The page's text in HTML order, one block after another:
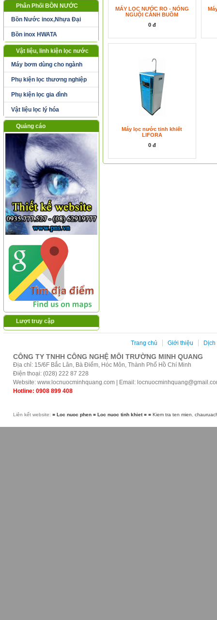
học, công cộng
Phân Phối BỒN NƯỚC
Bồn Nước inox,Nhựa Đại
Thành
Bồn inox HWATA
Vật liệu, linh kiện lọc nước
Máy bơm dùng cho ngành
nướcPhụ kiện lọc thương nghiệp
Phụ kiện lọc gia đình
Vật liệu lọc lý hóa
Quảng cáo
Lượt truy cập
MÁY LỌC NƯỚC RO - NÓNG
NGUỘI CÁNH BUỒM
0 đ
Máy lọc nước tinh khiết
LIFORA
0 đ
Trang chủ Giới thiệu Dịch
CÔNG TY TNHH CÔNG NGHỆ MÔI TRƯỜNG MINH QUANG
Địa chỉ: 15/6F Bắc Lân, Bà Điểm, Hóc Môn, Thành Phố Hồ Chí Minh
Điện thoại: (028) 222 87 228
Website: www.locnuocminhquang.com | Email:
Hotline: 0908 899 408
Liên kết website: ■ Loc nuoc phen ■ Loc nuoc tinh khiet ■ ■ Kiem tra ten mien